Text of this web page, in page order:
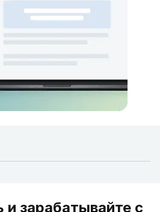
и зарабатывайте с